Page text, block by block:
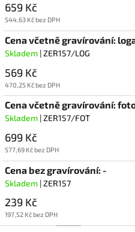
659 Kč
544,63 Kč bez DPH
Cena včetně gravírování:
Skladem | ZER157/LOG
569 Kč
470,25 Kč bez DPH
Cena včetně gravírování:
Skladem | ZER157/FOT
699 Kč
577,69 Kč bez DPH
Cena bez gravírování: -
Skladem | ZER157
239 Kč
197,52 Kč bez DPH